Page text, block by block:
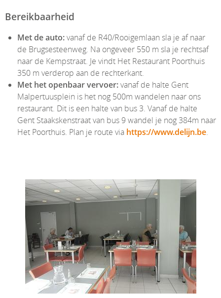
Bereikbaarheid
Met de auto:vanaf de R40/Rooigemlaan sla je af naar
de Brugsesteenweg. Na ongeveer 550 m sla je rechtsaf
naar de Kempstraat. Je vindt Het Restaurant Poorthuis
350 m verderop aan de rechterkant.
Met het openbaar vervoer:vanaf de halte Gent
Malpertuusplein is het nog 500m wandelen naar ons
restaurant. Dit is een halte van bus 3. Vanaf de halte
Gent Staakskenstraat van bus 9 wandel je nog 384m naar
Het Poorthuis. Plan je route via https://www.delijn.be.